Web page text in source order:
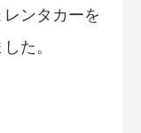
ンタカーを
た。